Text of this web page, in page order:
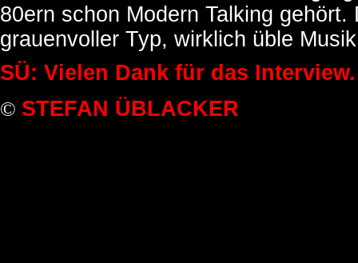
80ern schon Modern Talking
grauenvoller Typ, wirklich üble
SÜ: Vielen Dank für das Interview.
© STEFAN ÜBLACKER